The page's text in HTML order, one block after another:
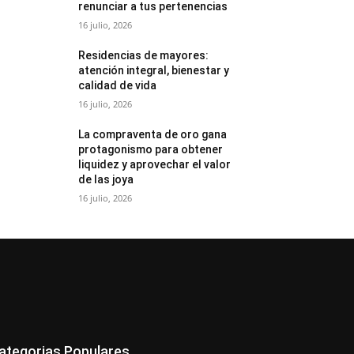
renunciar a tus pertenencias
16 julio, 2026
Residencias de mayores:
atención integral, bienestar y
calidad de vida
16 julio, 2026
La compraventa de oro gana
protagonismo para obtener
liquidez y aprovechar el valor
de las joya
16 julio, 2026